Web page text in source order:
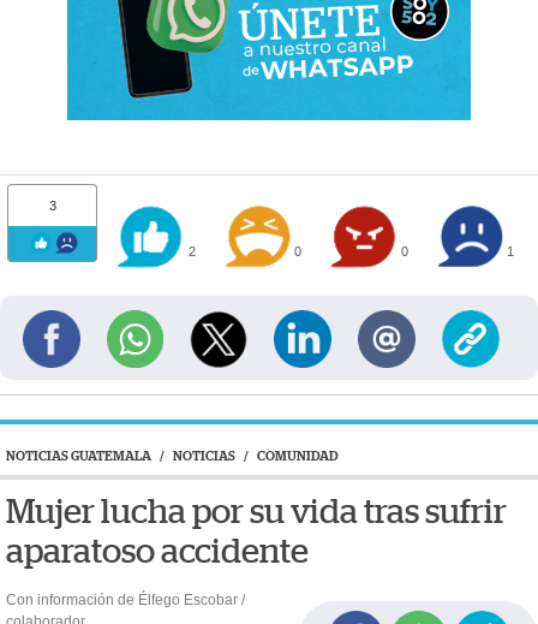
3
2 0 0 1
NOTICIAS GUATEMALA / NOTICIAS / COMUNIDAD
Mujer lucha por su vida tras sufrir
aparatoso accidente
Con información de Élfego Escobar /